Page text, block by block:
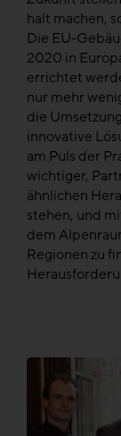
halt machen,
Die EU-
2020 in
errichtet
nur mehr
die
innovative
am Puls der
wichtiger,
ähnlichen
stehen, und
dem
Regionen zu